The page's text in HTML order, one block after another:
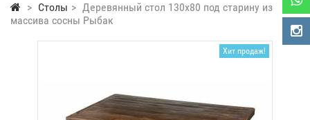
> Столы > Деревянный стол 130x80 под старину из
массива сосны Рыбак
Хит продаж!